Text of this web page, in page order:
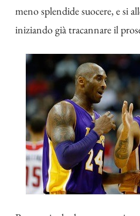
meno splendide suocere, e si
iniziando già tracannare il